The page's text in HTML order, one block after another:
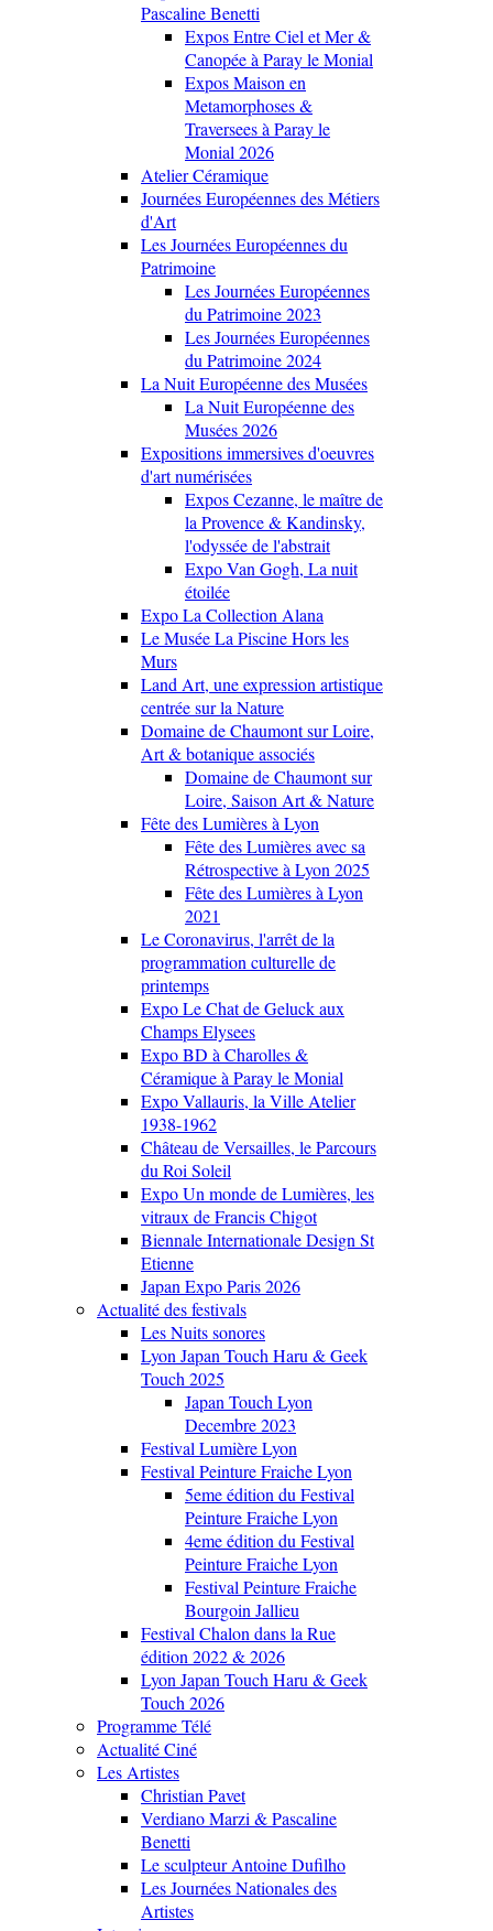
Pascaline Benetti
Expos Entre Ciel et Mer &
Canopée à Paray le Monial
Expos Maison en
Metamorphoses &
Traversees à Paray le
Monial 2026
Atelier Céramique
Journées Européennes des Métiers
d'Art
Les Journées Européennes du
Patrimoine
Les Journées Européennes
du Patrimoine 2023
Les Journées Européennes
du Patrimoine 2024
La Nuit Européenne des Musées
La Nuit Européenne des
Musées 2026
Expositions immersives d'oeuvres
d'art numérisées
Expos Cezanne, le maître de
la Provence & Kandinsky,
l'odyssée de l'abstrait
Expo Van Gogh, La nuit
étoilée
Expo La Collection Alana
Le Musée La Piscine Hors les
Murs
Land Art, une expression artistique
centrée sur la Nature
Domaine de Chaumont sur Loire,
Art & botanique associés
Domaine de Chaumont sur
Loire, Saison Art & Nature
Fête des Lumières à Lyon
Fête des Lumières avec sa
Rétrospective à Lyon 2025
Fête des Lumières à Lyon
2021
Le Coronavirus, l'arrêt de la
programmation culturelle de
printemps
Expo Le Chat de Geluck aux
Champs Elysees
Expo BD à Charolles &
Céramique à Paray le Monial
Expo Vallauris, la Ville Atelier
1938-1962
Château de Versailles, le Parcours
du Roi Soleil
Expo Un monde de Lumières, les
vitraux de Francis Chigot
Biennale Internationale Design St
Etienne
Japan Expo Paris 2026
Actualité des festivals
Les Nuits sonores
Lyon Japan Touch Haru & Geek
Touch 2025
Japan Touch Lyon
Decembre 2023
Festival Lumière Lyon
Festival Peinture Fraiche Lyon
5eme édition du Festival
Peinture Fraiche Lyon
4eme édition du Festival
Peinture Fraiche Lyon
Festival Peinture Fraiche
Bourgoin Jallieu
Festival Chalon dans la Rue
édition 2022 & 2026
Lyon Japan Touch Haru & Geek
Touch 2026
Programme Télé
Actualité Ciné
Les Artistes
Christian Pavet
Verdiano Marzi & Pascaline
Benetti
Le sculpteur Antoine Dufilho
Les Journées Nationales des
Artistes